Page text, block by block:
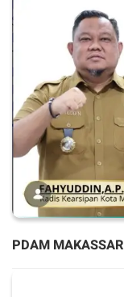
PDAM MAKASSAR